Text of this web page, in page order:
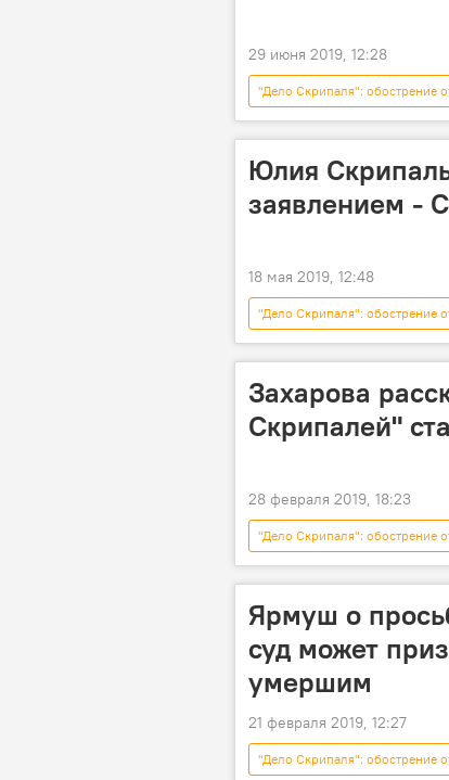
29 июня 2019, 12:28
"Дело Скрипаля": обострение
Юлия
заявлением -
18 мая 2019, 12:48
"Дело Скрипаля": обострение
Великобритания
Захарова
Скрипалей"
28 февраля 2019, 18:23
"Дело Скрипаля": обострение
дело Скрипаля
Голос
Ярмуш о
суд может
умершим
21 февраля 2019, 12:27
"Дело Скрипаля": обострение